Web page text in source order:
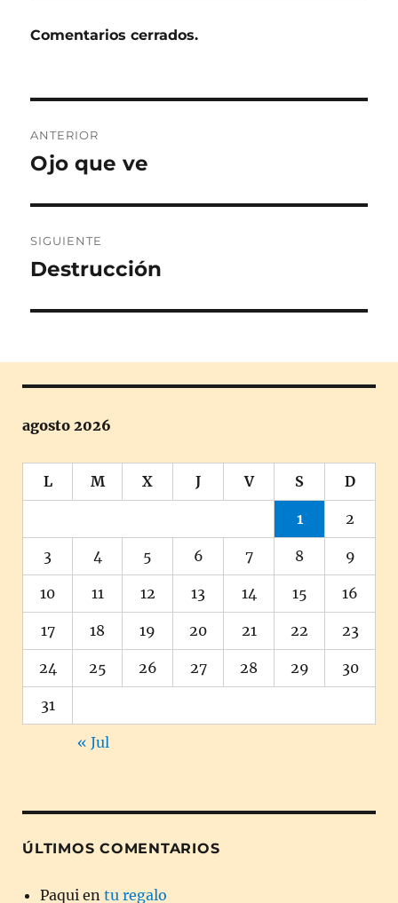
Comentarios cerrados.
de
ANTERIOR
Entrada
Ojo que ve
SIGUIENTE
Entrada
Destrucción
agosto 2026
L M X J V S D
1 2
3 4 5 6 7 8 9
10 11 12 13 14 15 16
17 18 19 20 21 22 23
24 25 26 27 28 29 30
31
« Jul
ÚLTIMOS COMENTARIOS
Paqui en tu regalo